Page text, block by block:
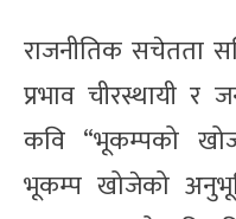
राजनीतिक सचेतता
प्रभाव चीरस्थायी र
कवि “भूकम्पको
भूकम्प खोजेको